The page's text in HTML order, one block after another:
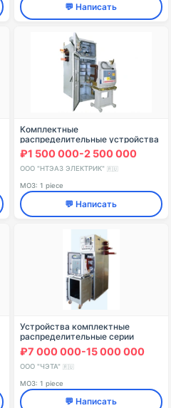
💬 Написать
Комплектные
распределительные устройства
рудничного нормального
исполнения серии КУ-10С РН
₽1 500 000-2 500 000
ООО "НТЭАЗ ЭЛЕКТРИК" 🇷🇺
МОЗ: 1 piece
💬 Написать
Устройства комплектные
распределительные серии
РСН-35
₽7 000 000-15 000 000
ООО "ЧЭТА" 🇷🇺
МОЗ: 1 piece
💬 Написать